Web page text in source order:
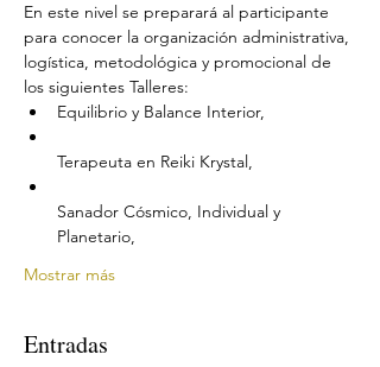
En este nivel se preparará al participante
para conocer la organización administrativa,
logística, metodológica y promocional de
Sanador Cósmico, Individual y
Mostrar más
Entradas